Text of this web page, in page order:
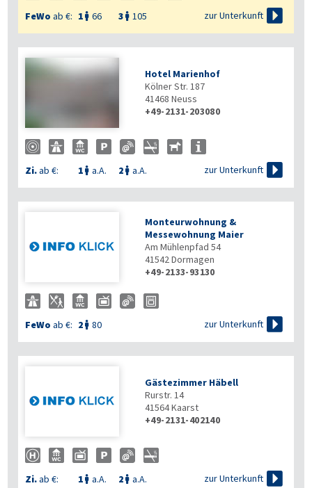
FeWo ab €: 1  66 3  105 zur Unterkunft 
Hotel Marienhof
Kölner Str. 187
41468 Neuss
+49-2131-203080
Zi.ab €: 1  a.A. 2  a.A. zur Unterkunft 
Monteurwohnung &
Messewohnung Maier
Am Mühlenpfad 54
41542Dormagen
+49-2133-93130
FeWo ab €: 2  80 zur Unterkunft 
Gästezimmer Häbell
Rurstr. 14
41564Kaarst
+49-2131-402140
Zi.ab €: 1  a.A. 2  a.A. zur Unterkunft 